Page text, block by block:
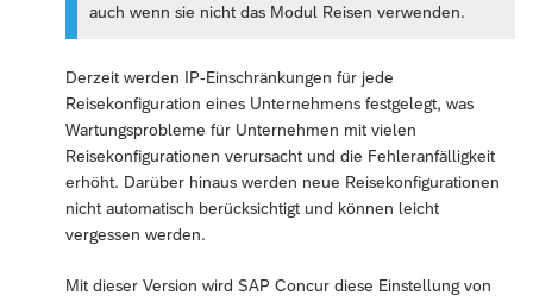
auch wenn sie nicht das Modul Reisen verwenden.
Derzeit werden IP-Einschränkungen für jede
Reisekonfiguration eines Unternehmens festgelegt, was
Wartungsprobleme für Unternehmen mit vielen
Reisekonfigurationen verursacht und die Fehleranfälligkeit
erhöht. Darüber hinaus werden neue Reisekonfigurationen
nicht automatisch berücksichtigt und können leicht
vergessen werden.
Mit dieser Version wird SAP Concur diese Einstellung von